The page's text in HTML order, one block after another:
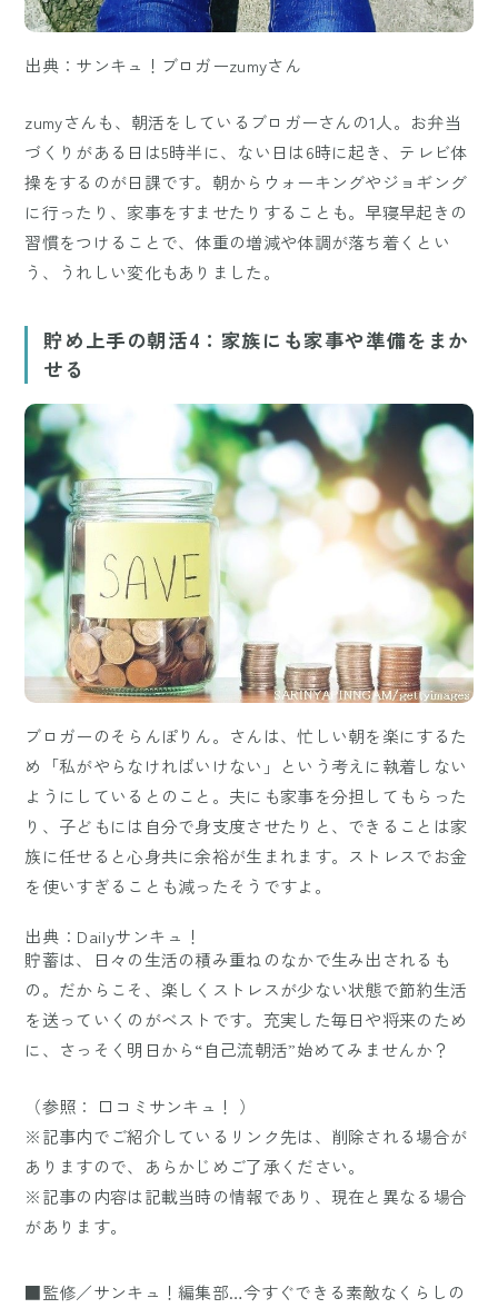
出典：サンキュ！ブロガーzumyさん
zumyさんも、朝活をしているブロガーさんの1人。お弁当
づくりがある日は5時半に、ない日は6時に起き、テレビ体
操をするのが日課です。朝からウォーキングやジョギング
に行ったり、家事をすませたりすることも。早寝早起きの
習慣をつけることで、体重の増減や体調が落ち着くとい
う、うれしい変化もありました。
貯め上手の朝活4：家族にも家事や準備をまか
せる
ブロガーのそらんぽりん。さんは、忙しい朝を楽にするた
め「私がやらなければいけない」という考えに執着しない
ようにしているとのこと。夫にも家事を分担してもらった
り、子どもには自分で身支度させたりと、できることは家
族に任せると心身共に余裕が生まれます。ストレスでお金
を使いすぎることも減ったそうですよ。
出典：Dailyサンキュ！
貯蓄は、日々の生活の積み重ねのなかで生み出されるも
の。だからこそ、楽しくストレスが少ない状態で節約生活
を送っていくのがベストです。充実した毎日や将来のため
に、さっそく明日から“自己流朝活”始めてみませんか？
（参照： 口コミサンキュ！ ）
※記事内でご紹介しているリンク先は、削除される場合が
ありますので、あらかじめご了承ください。
※記事の内容は記載当時の情報であり、現在と異なる場合
があります。
■監修／サンキュ！編集部…今すぐできる素敵なくらしの